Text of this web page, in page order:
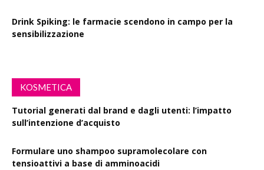
Drink Spiking: le farmacie scendono in campo per la
sensibilizzazione
KOSMETICA
Tutorial generati dal brand e dagli utenti: l’impatto
sull’intenzione d’acquisto
Formulare uno shampoo supramolecolare con
tensioattivi a base di amminoacidi